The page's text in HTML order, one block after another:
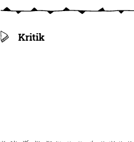
Kritik